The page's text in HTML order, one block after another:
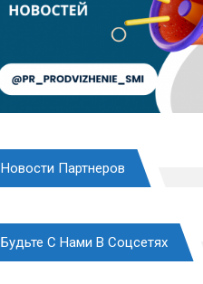
Новости Партнеров
Будьте С Нами В Соцсетях